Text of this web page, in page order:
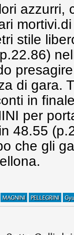
azzurri,
stile
di gara.
in
per
48.55
che gli
MAGNINI PELLEGRINI